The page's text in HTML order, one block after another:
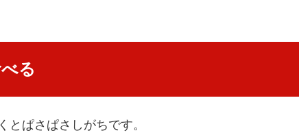
る
とぱさぱさしがちです。